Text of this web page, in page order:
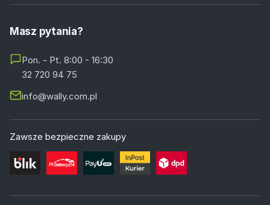
Masz pytania?
Pon. - Pt. 8:00 - 16:30
32 720 94 75
info@wally.com.pl
Zawsze bezpieczne zakupy